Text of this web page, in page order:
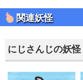
関連妖怪
にじさんじの妖怪